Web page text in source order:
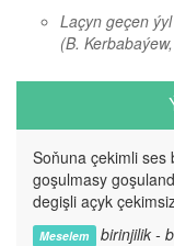
Laçyn geçen
(B.
Soňuna çekimli ses
goşulmasy
degişli açyk
Meselem birinjilik -